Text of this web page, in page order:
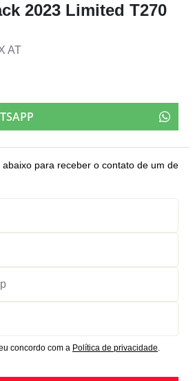
2023 Limited T270
AT
para receber o contato de um de
concordo com a Política de privacidade